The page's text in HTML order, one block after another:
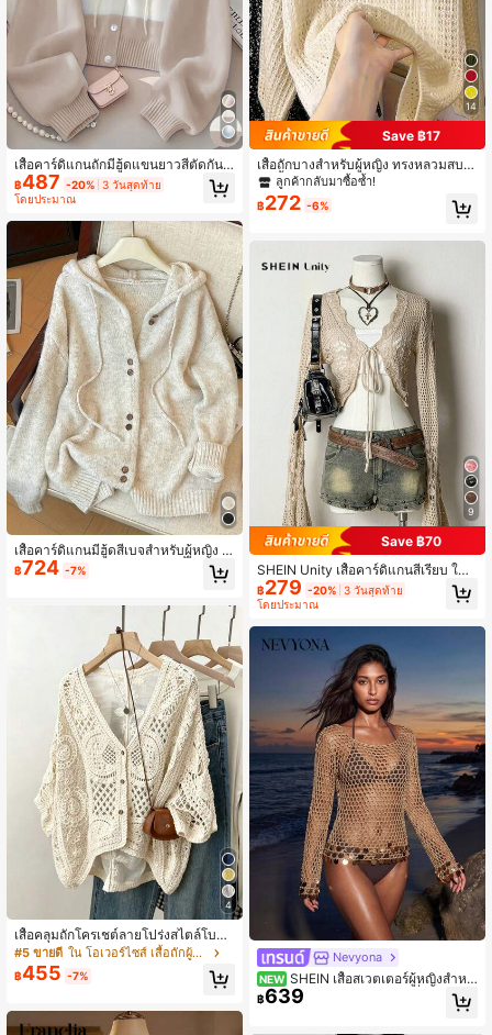
4.91 1M ผู้ติดตาม
4.91 1M ผู้ติดตาม
4.91 1M ผู้ติดตาม
เสื้อคาร์ดิแกนถักมีฮู้ดแขนยาวสีตัดกัน
สำหรับผู้หญิงสไตล์ลำลองฤดูใบไม้ร่วง
฿487 -20% 3 วันสุดท้าย
โดยประมาณ
เสื้อคาร์ดิแกนมีฮู้ดสีเบจสำหรับผู้หญิง -
สไตล์เกาหลี กระดุมด้านหน้า เสื้อถักคลุ
มตัว เสื้อสเวตเตอร์ยาวนุ่มฟู สำหรับฤดู
฿724 -7%
4
เสื้อคลุมถักโครเชต์ลายโปร่งสไตล์โบฮีเ
มียน คอวี แขน 3/4 ทรงหลวม ลำลอง
สำหรับฤดูใบไม้ร่วง ใส่ไปชายหาด กันแ
ดด
#5 ขายดี ใน โอเวอร์ไซส์ เสื้อถักผู้หญิง
฿455 -7%
14
Save ฿17
เสื้อถักบางสำหรับผู้หญิง ทรงหลวมสบา
ย สีพื้น ดีไซน์โปร่งซีทรูบางส่วน สไตล์
ลำลอง สำหรับฤดูร้อน
ลูกค้ากลับมาซื้อซ้ำ!
฿272 -6%
9
Save ฿70
SHEIN Unity เสื้อคาร์ดิแกนสีเรียบ ใช้ป
ระจำวัน แขนยาว ทำรูปลวดลาย สำหรั
บสตรี
฿279 -20% 3 วันสุดท้าย
โดยประมาณ
Nevyona
NEW SHEIN เสื้อสเวตเตอร์ผู้หญิงสำหรั
บวันหยุด ถักโครเชต์ประดับเลื่อม แขนย
าว ดีไซน์โปร่ง
฿639